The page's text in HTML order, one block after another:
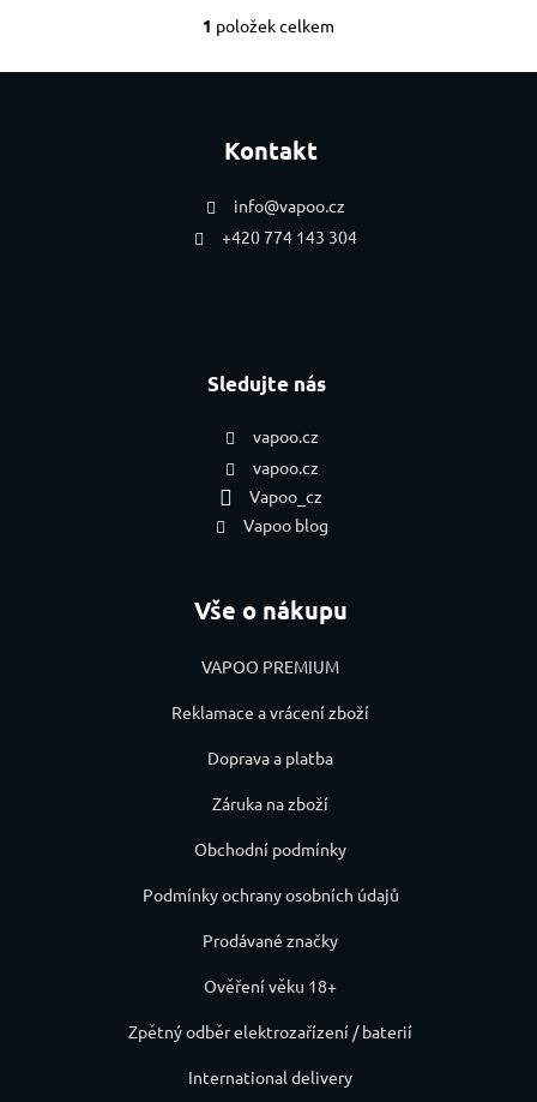
Ovládací prvky
1 položek celkem
Kontakt
info@vapoo.cz
+420 774 143 304
Sledujte nás
vapoo.cz
vapoo.cz
Vapoo_cz
Vapoo blog
Vše o nákupu
VAPOO PREMIUM
Reklamace a vrácení zboží
Doprava a platba
Záruka na zboží
Obchodní podmínky
Podmínky ochrany osobních údajů
Prodávané značky
Ověření věku 18+
Zpětný odběr elektrozařízení / baterií
International delivery